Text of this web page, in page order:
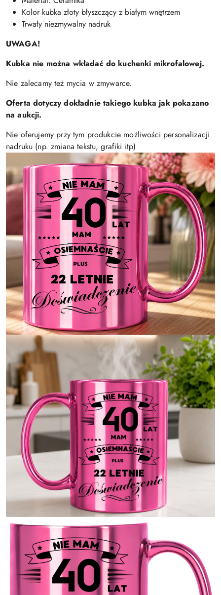
Kolor kubka złoty błyszczący z białym wnętrzem
Trwały niezmywalny nadruk
UWAGA!
Kubka nie można wkładać do kuchenki mikrofalowej.
Nie zalecamy też mycia w zmywarce.
Oferta dotyczy dokładnie takiego kubka jak pokazano
na aukcji.
Nie oferujemy przy tym produkcie możliwości personalizacji
nadruku (np. zmiana tekstu, grafiki itp)